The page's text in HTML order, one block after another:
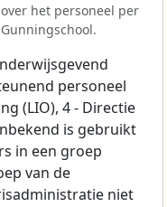
het personeel per
personeel
(LIO), 4 - Directie
is gebruikt
in een groep
van de
niet